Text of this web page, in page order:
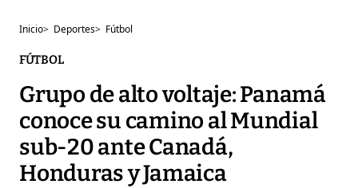
Inicio> Deportes> Fútbol
FÚTBOL
Grupo de alto voltaje: Panamá
conoce su camino al Mundial
sub-20 ante Canadá,
Honduras y Jamaica